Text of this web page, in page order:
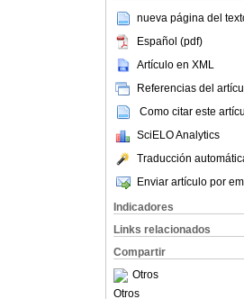
nueva página del
Español (pdf)
Artículo en XML
Referencias del
Como citar este
SciELO Analytics
Traducción
Enviar artículo por
Indicadores
Links relacionados
Compartir
Otros
Otros